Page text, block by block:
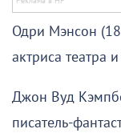
Одри Мэнсон
актриса театра
Джон Вуд
писатель-